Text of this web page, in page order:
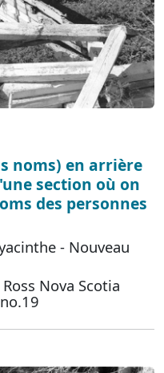
noms) en arrière
section où on
des personnes
- Nouveau
Nova Scotia